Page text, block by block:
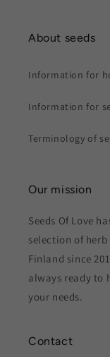
About seeds
Information for
Information for
Terminology of
Our mission
Seeds Of Love
selection of
Finland since
always ready to
your needs.
Contact